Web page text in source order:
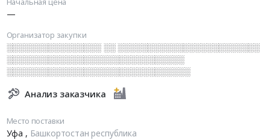
—
Организатор закупки
░░░░░░░░░░░░░░░░ ░░ ░░░░░░░░░░░░░░░░░░░░░░░░
░░░░░░░░░░░░░░░░░░░░░░░░░░░░░░
░░░░░░░░░░░░░░░░░░░░░░░░░░░░░░░
Анализ заказчика
Место поставки
Уфа , Башкортостан республика